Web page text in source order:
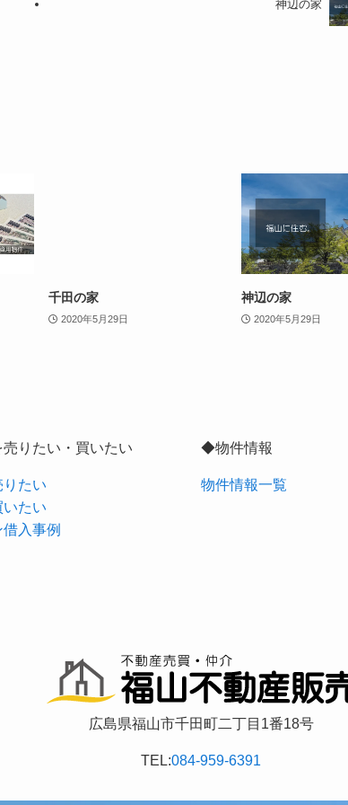
神辺の家
千田の家
2020年5月29日
神辺の家
2020年5月29日
りたい・買いたい
たい
たい
入事例
◆物件情報
物件情報一覧
広島県福山市千田町二丁目1番18号
TEL:084-959-6391